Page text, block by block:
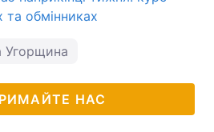
та обмінниках
Угорщина
НАС